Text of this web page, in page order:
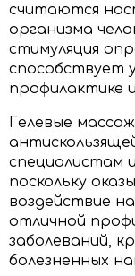
считаются
организма
стимуляция
способствует
профилактике
Гелевые
специалистам
поскольку
воздействие
отличной
заболеваний,
болезненных